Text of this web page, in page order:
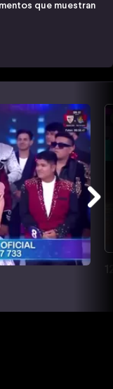
que muestran